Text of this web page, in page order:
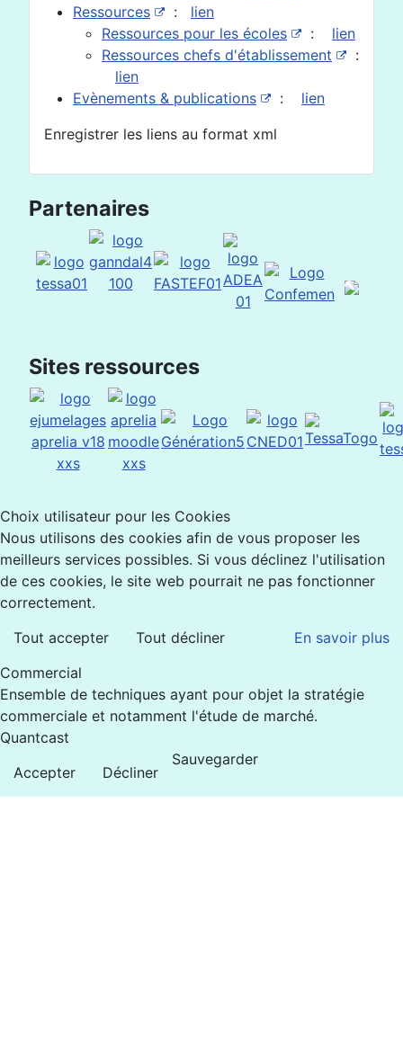
Ressources
: lien
Ressources pour les écoles
: lien
Ressources chefs d'établissement
:
lien
Evènements & publications
: lien
Enregistrer les liens au format xml
Partenaires
Sites ressources
Choix utilisateur pour les Cookies
Nous utilisons des cookies afin de vous proposer les
meilleurs services possibles. Si vous déclinez l'utilisation
de ces cookies, le site web pourrait ne pas fonctionner
correctement.
Tout accepter
Tout décliner
En savoir plus
Commercial
Ensemble de techniques ayant pour objet la stratégie
commerciale et notamment l'étude de marché.
Quantcast
Accepter
Décliner
Sauvegarder